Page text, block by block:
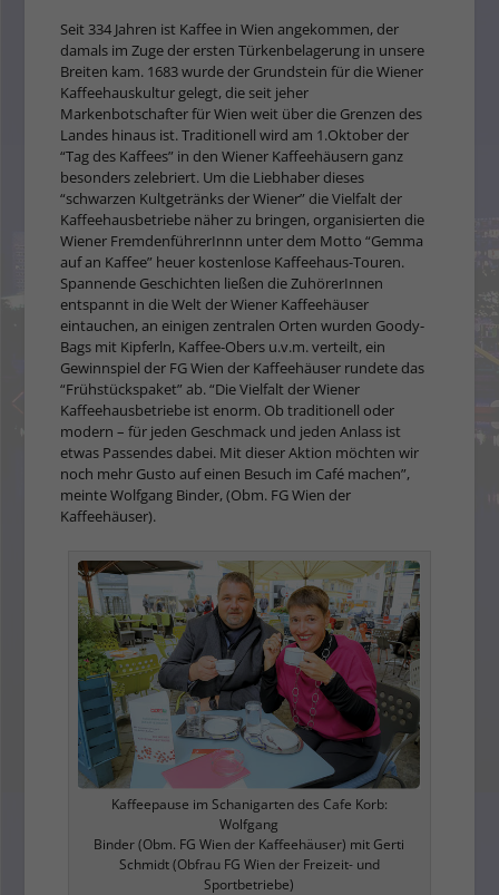
Seit 334 Jahren ist Kaffee in Wien angekommen, der
damals im Zuge der ersten Türkenbelagerung in unsere
Breiten kam. 1683 wurde der Grundstein für die Wiener
Kaffeehauskultur gelegt, die seit jeher
Markenbotschafter für Wien weit über die Grenzen des
Landes hinaus ist. Traditionell wird am 1.Oktober der
“Tag des Kaffees” in den Wiener Kaffeehäusern ganz
besonders zelebriert. Um die Liebhaber dieses
“schwarzen Kultgetränks der Wiener” die Vielfalt der
Kaffeehausbetriebe näher zu bringen, organisierten die
Wiener FremdenführerInnn unter dem Motto “Gemma
auf an Kaffee” heuer kostenlose Kaffeehaus-Touren.
Spannende Geschichten ließen die ZuhörerInnen
entspannt in die Welt der Wiener Kaffeehäuser
eintauchen, an einigen zentralen Orten wurden Goody-
Bags mit Kipferln, Kaffee-Obers u.v.m. verteilt, ein
Gewinnspiel der FG Wien der Kaffeehäuser rundete das
“Frühstückspaket” ab. “Die Vielfalt der Wiener
Kaffeehausbetriebe ist enorm. Ob traditionell oder
modern – für jeden Geschmack und jeden Anlass ist
etwas Passendes dabei. Mit dieser Aktion möchten wir
noch mehr Gusto auf einen Besuch im Café machen”,
meinte Wolfgang Binder, (Obm. FG Wien der
Kaffeehäuser).
Kaffeepause im Schanigarten des Cafe Korb:
Wolfgang
Binder (Obm. FG Wien der Kaffeehäuser) mit Gerti
Schmidt (Obfrau FG Wien der Freizeit- und
Sportbetriebe)